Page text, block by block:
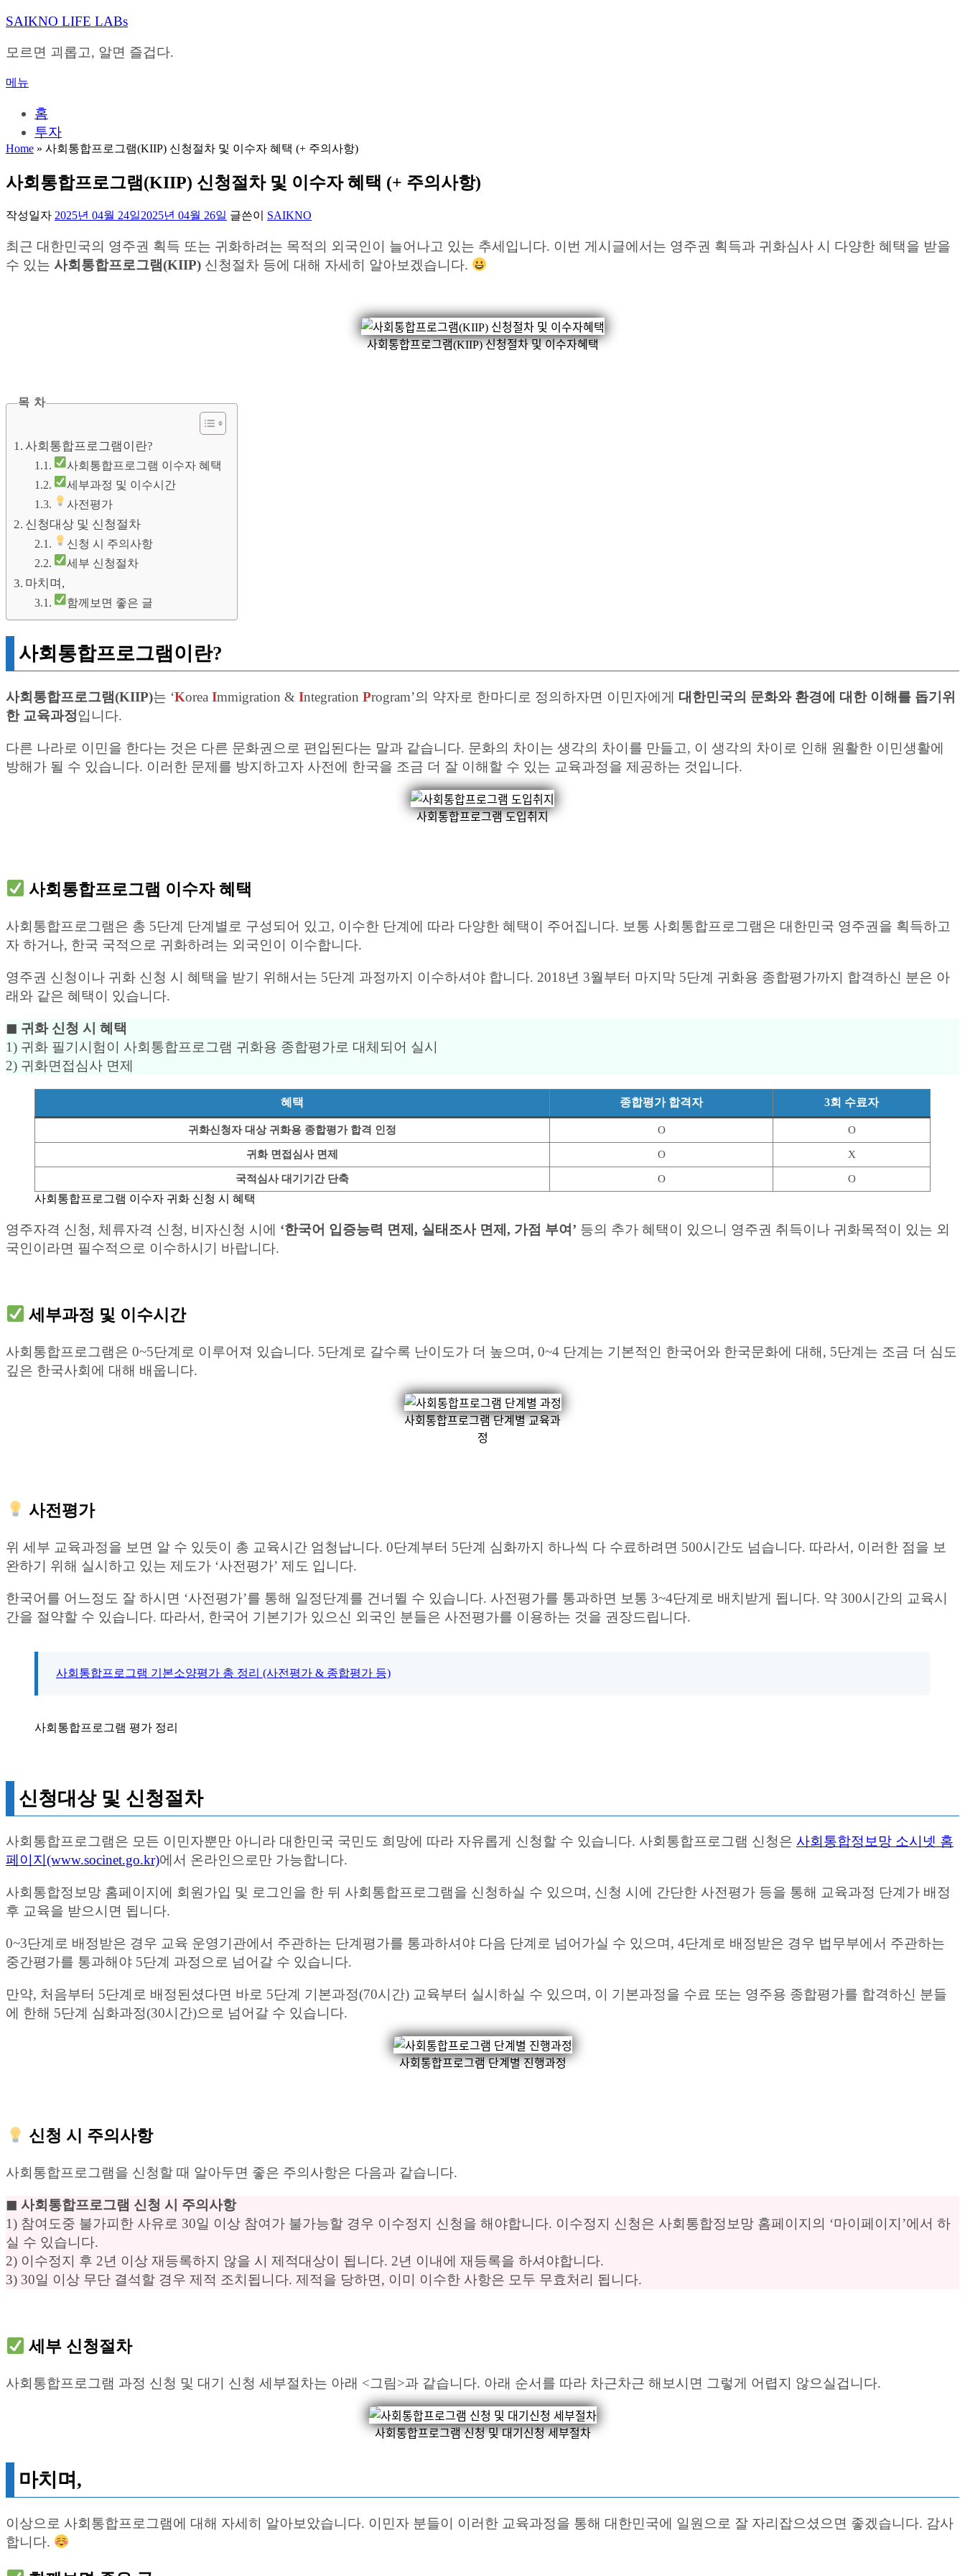
내
으
바
SAIKNO LIFE LABs
모르면 괴롭고, 알면 즐겁다.
메뉴
홈
투자
Home » 사회통합프로그램(KIIP) 신청절차 및 이수자 혜택 (+ 주의사항)
사회통합프로그램(KIIP) 신청절차 및 이수자 혜택 (+ 주의사항)
작성일자 2025년 04월 24일2025년 04월 26일 글쓴이 SAIKNO
최근 대한민국의 영주권 획득 또는 귀화하려는 목적의 외국인이 늘어나고 있는 추세입니다. 이번 게시글에서는 영주권 획득과 귀화심사 시 다양한 혜택을 받을
수 있는 사회통합프로그램(KIIP) 신청절차 등에 대해 자세히 알아보겠습니다.
사회통합프로그램(KIIP) 신청절차 및 이수자혜택
목 차
사회통합프로그램이란?
사회통합프로그램 이수자 혜택
세부과정 및 이수시간
사전평가
신청대상 및 신청절차
신청 시 주의사항
세부 신청절차
마치며,
함께보면 좋은 글
사회통합프로그램이란?
사회통합프로그램(KIIP)는 ‘Korea Immigration & Integration Program’의 약자로 한마디로 정의하자면 이민자에게 대한민국의 문화와 환경에 대한 이해를 돕기위
한 교육과정입니다.
다른 나라로 이민을 한다는 것은 다른 문화권으로 편입된다는 말과 같습니다. 문화의 차이는 생각의 차이를 만들고, 이 생각의 차이로 인해 원활한 이민생활에
방해가 될 수 있습니다. 이러한 문제를 방지하고자 사전에 한국을 조금 더 잘 이해할 수 있는 교육과정을 제공하는 것입니다.
사회통합프로그램 도입취지
사회통합프로그램 이수자 혜택
사회통합프로그램은 총 5단계 단계별로 구성되어 있고, 이수한 단계에 따라 다양한 혜택이 주어집니다. 보통 사회통합프로그램은 대한민국 영주권을 획득하고
자 하거나, 한국 국적으로 귀화하려는 외국인이 이수합니다.
영주권 신청이나 귀화 신청 시 혜택을 받기 위해서는 5단계 과정까지 이수하셔야 합니다. 2018년 3월부터 마지막 5단계 귀화용 종합평가까지 합격하신 분은 아
래와 같은 혜택이 있습니다.
◼︎ 귀화 신청 시 혜택
1) 귀화 필기시험이 사회통합프로그램 귀화용 종합평가로 대체되어 실시
2) 귀화면접심사 면제
혜택 종합평가 합격자 3회 수료자
귀화신청자 대상 귀화용 종합평가 합격 인정 O O
귀화 면접심사 면제 O X
국적심사 대기기간 단축 O O
사회통합프로그램 이수자 귀화 신청 시 혜택
영주자격 신청, 체류자격 신청, 비자신청 시에 ‘한국어 입증능력 면제, 실태조사 면제, 가점 부여’ 등의 추가 혜택이 있으니 영주권 취득이나 귀화목적이 있는 외
국인이라면 필수적으로 이수하시기 바랍니다.
세부과정 및 이수시간
사회통합프로그램은 0~5단계로 이루어져 있습니다. 5단계로 갈수록 난이도가 더 높으며, 0~4 단계는 기본적인 한국어와 한국문화에 대해, 5단계는 조금 더 심도
깊은 한국사회에 대해 배웁니다.
사회통합프로그램 단계별 교육과
정
사전평가
위 세부 교육과정을 보면 알 수 있듯이 총 교육시간 엄청납니다. 0단계부터 5단계 심화까지 하나씩 다 수료하려면 500시간도 넘습니다. 따라서, 이러한 점을 보
완하기 위해 실시하고 있는 제도가 ‘사전평가’ 제도 입니다.
한국어를 어느정도 잘 하시면 ‘사전평가’를 통해 일정단계를 건너뛸 수 있습니다. 사전평가를 통과하면 보통 3~4단계로 배치받게 됩니다. 약 300시간의 교육시
간을 절약할 수 있습니다. 따라서, 한국어 기본기가 있으신 외국인 분들은 사전평가를 이용하는 것을 권장드립니다.
사회통합프로그램 기본소양평가 총 정리 (사전평가 & 종합평가 등)
사회통합프로그램 평가 정리
신청대상 및 신청절차
사회통합프로그램은 모든 이민자뿐만 아니라 대한민국 국민도 희망에 따라 자유롭게 신청할 수 있습니다. 사회통합프로그램 신청은 사회통합정보망 소시넷 홈
페이지(www.socinet.go.kr)에서 온라인으로만 가능합니다.
사회통합정보망 홈페이지에 회원가입 및 로그인을 한 뒤 사회통합프로그램을 신청하실 수 있으며, 신청 시에 간단한 사전평가 등을 통해 교육과정 단계가 배정
후 교육을 받으시면 됩니다.
0~3단계로 배정받은 경우 교육 운영기관에서 주관하는 단계평가를 통과하셔야 다음 단계로 넘어가실 수 있으며, 4단계로 배정받은 경우 법무부에서 주관하는
중간평가를 통과해야 5단계 과정으로 넘어갈 수 있습니다.
만약, 처음부터 5단계로 배정된셨다면 바로 5단계 기본과정(70시간) 교육부터 실시하실 수 있으며, 이 기본과정을 수료 또는 영주용 종합평가를 합격하신 분들
에 한해 5단계 심화과정(30시간)으로 넘어갈 수 있습니다.
사회통합프로그램 단계별 진행과정
신청 시 주의사항
사회통합프로그램을 신청할 때 알아두면 좋은 주의사항은 다음과 같습니다.
◼︎ 사회통합프로그램 신청 시 주의사항
1) 참여도중 불가피한 사유로 30일 이상 참여가 불가능할 경우 이수정지 신청을 해야합니다. 이수정지 신청은 사회통합정보망 홈페이지의 ‘마이페이지’에서 하
실 수 있습니다.
2) 이수정지 후 2년 이상 재등록하지 않을 시 제적대상이 됩니다. 2년 이내에 재등록을 하셔야합니다.
3) 30일 이상 무단 결석할 경우 제적 조치됩니다. 제적을 당하면, 이미 이수한 사항은 모두 무효처리 됩니다.
세부 신청절차
사회통합프로그램 과정 신청 및 대기 신청 세부절차는 아래 <그림>과 같습니다. 아래 순서를 따라 차근차근 해보시면 그렇게 어렵지 않으실겁니다.
사회통합프로그램 신청 및 대기신청 세부절차
마치며,
이상으로 사회통합프로그램에 대해 자세히 알아보았습니다. 이민자 분들이 이러한 교육과정을 통해 대한민국에 일원으로 잘 자리잡으셨으면 좋겠습니다. 감사
합니다.